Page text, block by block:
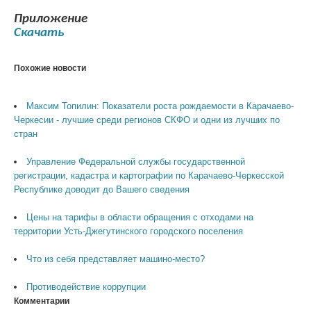
Приложение
Скачать
Похожие новости
Максим Топилин: Показатели роста рождаемости в Карачаево-
Черкесии - лучшие среди регионов СКФО и одни из лучших по
стран
Управление Федеральной службы государственной
регистрации, кадастра и картографии по Карачаево-Черкесской
Республике доводит до Вашего сведения
Цены на тарифы в области обращения с отходами на
территории Усть-Джегутинского городского поселения
Что из себя представляет машино-место?
Противодействие коррупции
Комментарии